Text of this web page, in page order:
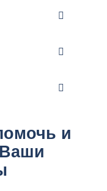
и
Ваши